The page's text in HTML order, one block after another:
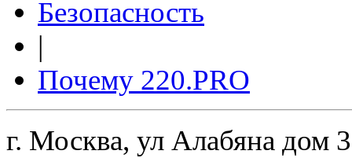
Безопасность
|
Почему 220.PRO
г. Москва, ул Алабяна дом